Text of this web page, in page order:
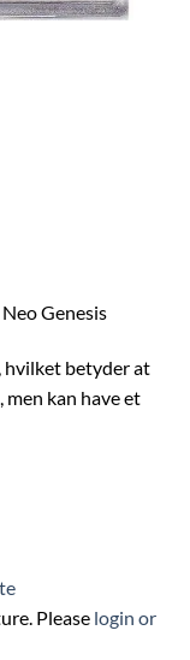
Genesis
hvilket betyder at
kan have et
Please login or